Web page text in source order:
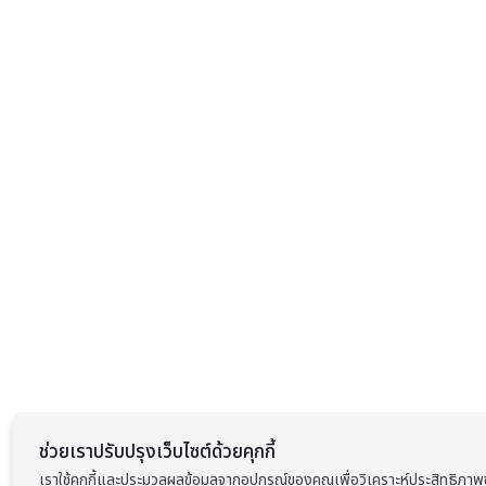
ช่วยเราปรับปรุงเว็บไซต์ด้วยคุกกี้
เราใช้คุกกี้และประมวลผลข้อมูลจากอุปกรณ์ของคุณเพื่อวิเคราะห์ประสิทธิภ